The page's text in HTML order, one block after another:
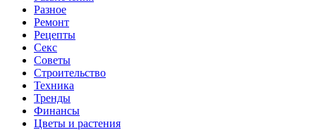
Разное
Ремонт
Рецепты
Секс
Советы
Строительство
Техника
Тренды
Финансы
Цветы и растения